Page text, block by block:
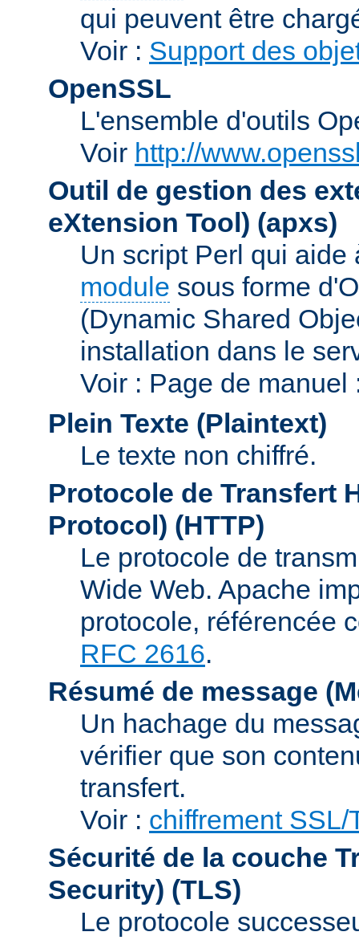
qui peuvent être
Voir : Support des
OpenSSL
L'ensemble d'outils
Voir http://
Outil de gestion des
eXtension Tool) (apxs)
Un script Perl qui
module sous forme
(Dynamic Shared
installation dans le
Voir : Page de
Plein Texte (Plaintext)
Le texte non chiffré.
Protocole de Transfert
Protocol) (HTTP)
Le protocole de
Wide Web. Apache
protocole, référencée
RFC 2616.
Résumé de message
Un hachage du
vérifier que son
transfert.
Voir : chiffrement SSL/
Sécurité de la couche
Security) (TLS)
Le protocole